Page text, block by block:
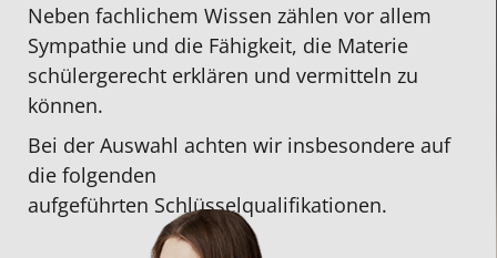
Neben fachlichem Wissen zählen vor allem
Sympathie und die Fähigkeit, die Materie
schülergerecht erklären und vermitteln zu
können.
Bei der Auswahl achten wir insbesondere auf
die folgenden
aufgeführten Schlüsselqualifikationen.